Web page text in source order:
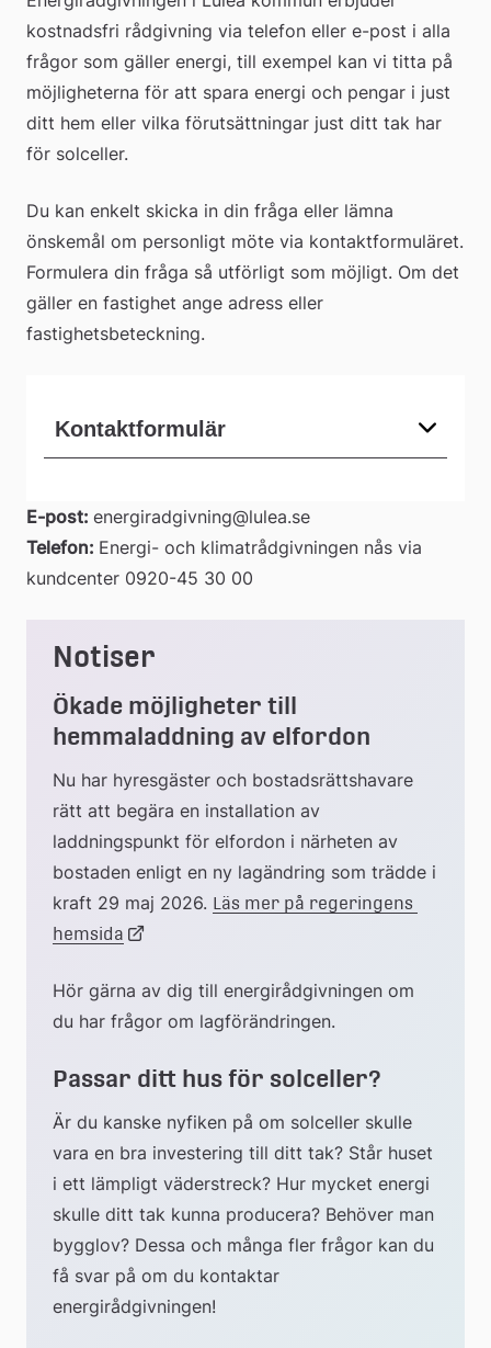
kostnadsfri rådgivning via telefon eller e-post i alla
frågor som gäller energi, till exempel kan vi titta på
möjligheterna för att spara energi och pengar i just
ditt hem eller vilka förutsättningar just ditt tak har
för solceller.
Du kan enkelt skicka in din fråga eller lämna
önskemål om personligt möte via kontaktformuläret.
Formulera din fråga så utförligt som möjligt. Om det
gäller en fastighet ange adress eller
fastighetsbeteckning.
Kontaktformulär
E-post: energiradgivning@lulea.se
Telefon: Energi- och klimatrådgivningen nås via
kundcenter 0920-45 30 00
Notiser
Ökade möjligheter till
hemmaladdning av elfordon
Nu har hyresgäster och bostadsrättshavare
rätt att begära en installation av
laddningspunkt för elfordon i närheten av
bostaden enligt en ny lagändring som trädde i
kraft 29 maj 2026. Läs mer på regeringens
hemsida Länk
till
webbplats
Hör gärna av dig till energirådgivningen om
du har frågor om lagförändringen.
Passar ditt hus för solceller?
Är du kanske nyfiken på om solceller skulle
vara en bra investering till ditt tak? Står huset
i ett lämpligt väderstreck? Hur mycket energi
skulle ditt tak kunna producera? Behöver man
bygglov? Dessa och många fler frågor kan du
få svar på om du kontaktar
energirådgivningen!